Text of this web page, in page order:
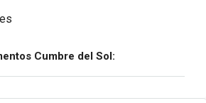
Cumbre del Sol: